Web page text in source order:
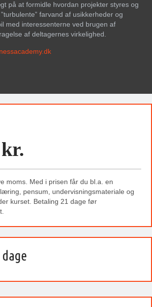
på at formidle hvordan projekter styres og
farvand af usikkerheder og
med interessenterne ved brugen af
af deltagernes virkelighed.
moms. Med i prisen får du bl.a. en
pensum, undervisningsmateriale og
kurset. Betaling 21 dage før